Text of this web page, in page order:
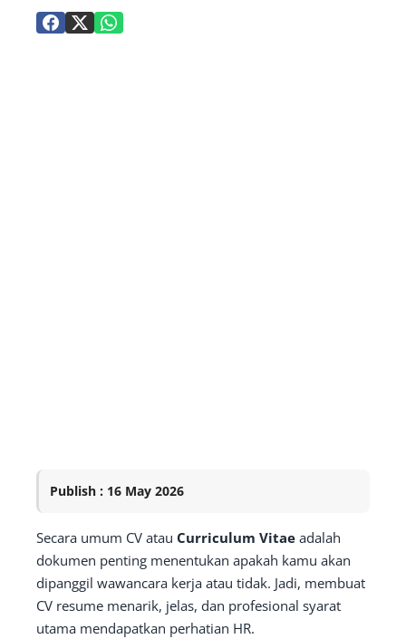
Publish : 16 May 2026
Secara umum CV atau Curriculum Vitae adalah
dokumen penting menentukan apakah kamu akan
dipanggil wawancara kerja atau tidak. Jadi, membuat
CV resume menarik, jelas, dan profesional syarat
utama mendapatkan perhatian HR.